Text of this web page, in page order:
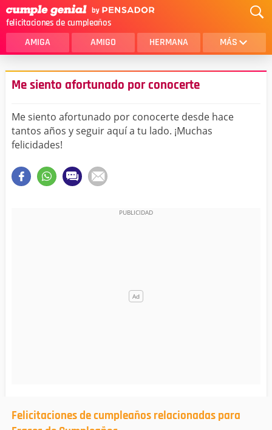
felicitaciones de cumpleaños
AMIGA AMIGO HERMANA MÁS
MAMA
AMOR
SOBRINA
HIJA
HERMANO
NOVIA
Me siento afortunado por conocerte
Me siento afortunado por conocerte desde hace
tantos años y seguir aquí a tu lado. ¡Muchas
felicidades!
Felicitaciones de cumpleaños relacionadas para